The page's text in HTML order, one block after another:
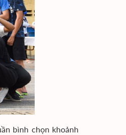
bình chọn khoảnh